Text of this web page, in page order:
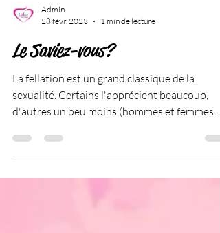
Admin
28 févr. 2023
1 min de lecture
Le Saviez-vous?
La fellation est un grand classique de la
sexualité. Certains l'apprécient beaucoup,